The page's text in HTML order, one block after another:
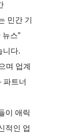
민간 기
스”
니다.
며 업계
파트너
이 애릭
적인 업